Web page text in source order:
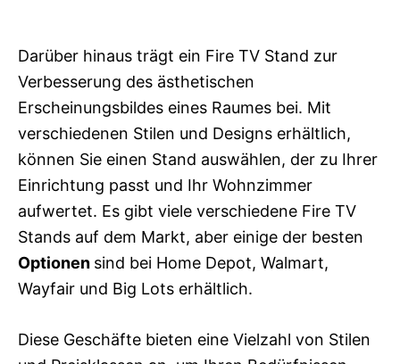
Darüber hinaus trägt ein Fire TV Stand zur
Verbesserung des ästhetischen
Erscheinungsbildes eines Raumes bei. Mit
verschiedenen Stilen und Designs erhältlich,
können Sie einen Stand auswählen, der zu Ihrer
Einrichtung passt und Ihr Wohnzimmer
aufwertet. Es gibt viele verschiedene Fire TV
Stands auf dem Markt, aber einige der besten
Optionen sind bei Home Depot, Walmart,
Wayfair und Big Lots erhältlich.
Diese Geschäfte bieten eine Vielzahl von Stilen